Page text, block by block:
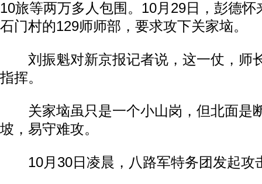
10旅等两万多人包围。10月29日，彭德怀
石门村的129师师部，要求攻下关家垴。
刘振魁对新京报记者说，这一仗，师
指挥。
关家垴虽只是一个小山岗，但北面是
坡，易守难攻。
10月30日凌晨，八路军特务团发起攻